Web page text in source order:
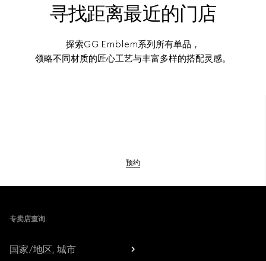
寻找距离最近的门店
探索GG Emblem系列所有单品，
领略不同材质的匠心工艺与丰富多样的搭配灵感。
预约
Footer
专卖店查询
国家/地区, 城市